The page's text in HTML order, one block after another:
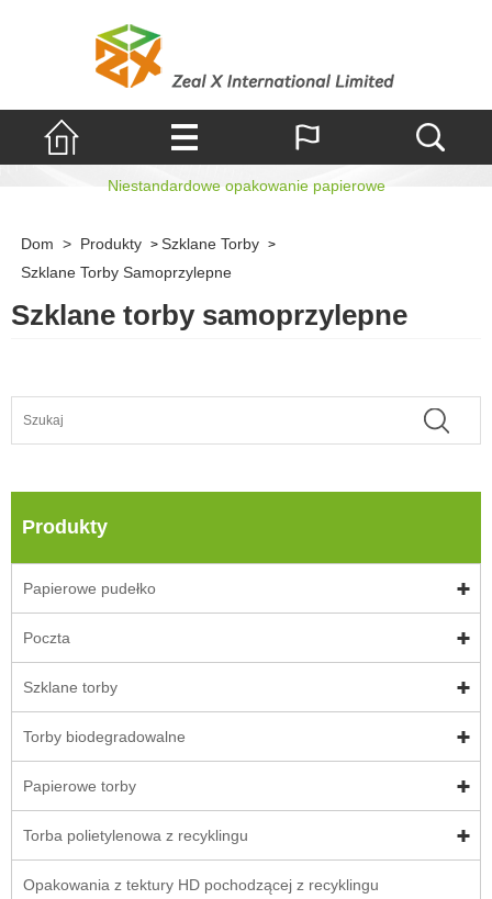
Torby samoprzylepne
Niestandardowe opakowanie papierowe
Dom > Produkty > Szklane Torby >
Szklane Torby Samoprzylepne
Szklane torby samoprzylepne
Produkty
Papierowe pudełko
Poczta
Szklane torby
Torby biodegradowalne
Papierowe torby
Torba polietylenowa z recyklingu
Opakowania z tektury HD pochodzącej z recyklingu